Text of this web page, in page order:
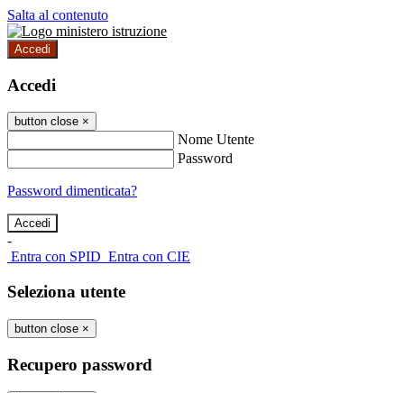
Salta al contenuto
Accedi
Accedi
button close ×
Nome Utente
Password
Password dimenticata?
-
Entra con SPID Entra con CIE
Seleziona utente
button close ×
Recupero password